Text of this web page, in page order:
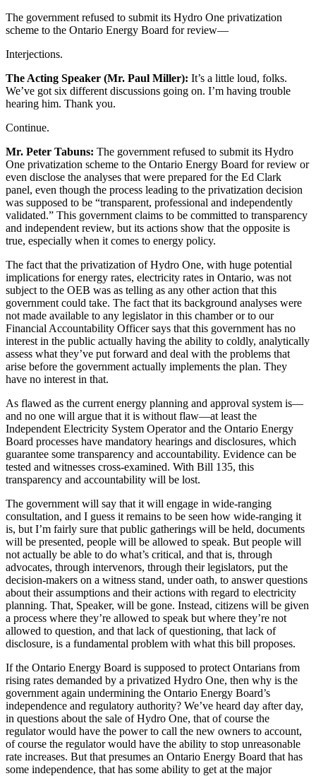
The government refused to submit its Hydro One privatization
scheme to the Ontario Energy Board for review—
Interjections.
The Acting Speaker (Mr. Paul Miller): It’s a little loud, folks.
We’ve got six different discussions going on. I’m having trouble
hearing him. Thank you.
Continue.
Mr. Peter Tabuns: The government refused to submit its Hydro
One privatization scheme to the Ontario Energy Board for review or
even disclose the analyses that were prepared for the Ed Clark
panel, even though the process leading to the privatization decision
was supposed to be “transparent, professional and independently
validated.” This government claims to be committed to transparency
and independent review, but its actions show that the opposite is
true, especially when it comes to energy policy.
The fact that the privatization of Hydro One, with huge potential
implications for energy rates, electricity rates in Ontario, was not
subject to the OEB was as telling as any other action that this
government could take. The fact that its background analyses were
not made available to any legislator in this chamber or to our
Financial Accountability Officer says that this government has no
interest in the public actually having the ability to coldly, analytically
assess what they’ve put forward and deal with the problems that
arise before the government actually implements the plan. They
have no interest in that.
As flawed as the current energy planning and approval system is—
and no one will argue that it is without flaw—at least the
Independent Electricity System Operator and the Ontario Energy
Board processes have mandatory hearings and disclosures, which
guarantee some transparency and accountability. Evidence can be
tested and witnesses cross-examined. With Bill 135, this
transparency and accountability will be lost.
The government will say that it will engage in wide-ranging
consultation, and I guess it remains to be seen how wide-ranging it
is, but I’m fairly sure that public gatherings will be held, documents
will be presented, people will be allowed to speak. But people will
not actually be able to do what’s critical, and that is, through
advocates, through intervenors, through their legislators, put the
decision-makers on a witness stand, under oath, to answer questions
about their assumptions and their actions with regard to electricity
planning. That, Speaker, will be gone. Instead, citizens will be given
a process where they’re allowed to speak but where they’re not
allowed to question, and that lack of questioning, that lack of
disclosure, is a fundamental problem with what this bill proposes.
If the Ontario Energy Board is supposed to protect Ontarians from
rising rates demanded by a privatized Hydro One, then why is the
government again undermining the Ontario Energy Board’s
independence and regulatory authority? We’ve heard day after day,
in questions about the sale of Hydro One, that of course the
regulator would have the power to call the new owners to account,
of course the regulator would have the ability to stop unreasonable
rate increases. But that presumes an Ontario Energy Board that has
some independence, that has some ability to get at the major